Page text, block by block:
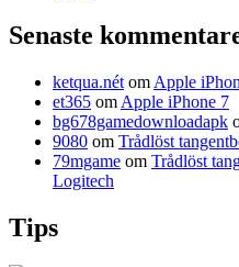
Senaste
ketqua.nét om Apple
et365 om Apple iPhone 7
bg678gamedownloadapk
9080 om Trådlöst
79mgame om Trådlöst
Logitech
Tips